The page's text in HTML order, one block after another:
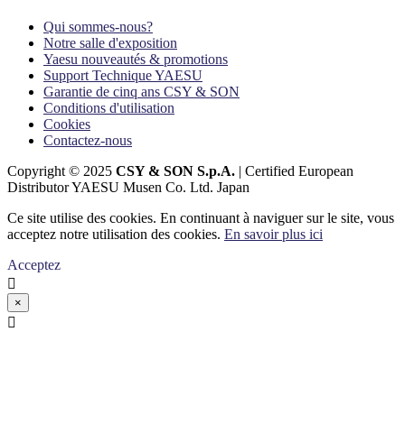
Qui sommes-nous?
Notre salle d'exposition
Yaesu nouveautés & promotions
Support Technique YAESU
Garantie de cinq ans CSY & SON
Conditions d'utilisation
Cookies
Contactez-nous
Copyright © 2025 CSY & SON S.p.A. | Certified European
Distributor YAESU Musen Co. Ltd. Japan
Ce site utilise des cookies. En continuant à naviguer sur le site, vous
acceptez notre utilisation des cookies. En savoir plus ici
Acceptez

×
